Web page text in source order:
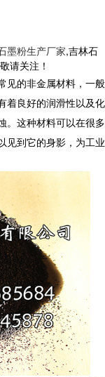
墨粉生产厂家,吉林石
请关注！
见的非金属材料，一般
着良好的润滑性以及化
。这种材料可以在很多
见到它的身影，为工业